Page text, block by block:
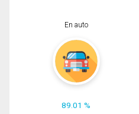
En auto
89.01 %